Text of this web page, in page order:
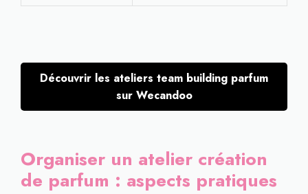
Découvrir les ateliers team building parfum
sur Wecandoo
Organiser un atelier création
de parfum : aspects pratiques